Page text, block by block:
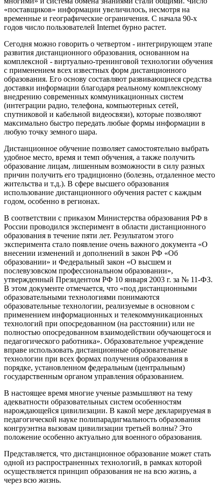
«поставщиков» информации увеличилось, несмотря на
временные и географические ограничения. С начала 90-х
годов число пользователей Internet бурно растет.
Сегодня можно говорить о четвертом - интегрирующем этапе
развития дистанционного образования, основанном на
комплексной - виртуально-тренинговой технологии обучения
с применением всех известных форм дистанционного
образования. Его основу составляют развивающиеся средства
доставки информации благодаря реальному комплексному
внедрению современных коммуникационных систем
(интеграции радио, телефона, компьютерных сетей,
спутниковой и кабельной видеосвязи), которые позволяют
максимально быстро передать любые формы информации в
любую точку земного шара.
Дистанционное обучение позволяет самостоятельно выбрать
удобное место, время и темп обучения, а также получить
образование лицам, лишенным возможности в силу разных
причин получить его традиционно (болезнь, отдаленное место
жительства и т.д.). В сфере высшего образования
использование дистанционного обучения растет с каждым
годом, особенно в регионах.
В соответствии с приказом Министерства образования РФ в
России проводился эксперимент в области дистанционного
образования в течение пяти лет. Результатом этого
эксперимента стало появление очень важного документа «О
внесении изменений и дополнений в закон РФ «Об
образовании» и Федеральный закон «О высшем и
послевузовском профессиональном образовании»,
утвержденный Президентом РФ 10 января 2003 г. за № 11-ФЗ.
В этом документе отмечается, что «под дистанционными
образовательными технологиями понимаются
образовательные технологии, реализуемые в основном с
применением информационных и телекоммуникационных
технологий при опосредованном (на расстоянии) или не
полностью опосредованном взаимодействии обучающегося и
педагогического работника». Образовательное учреждение
вправе использовать дистанционные образовательные
технологии при всех формах получения образования в
порядке, установленном федеральным (центральным)
государственным органом управления образованием.
В настоящее время многие ученые размышляют на тему
адекватности образовательных систем особенностям
нарождающейся цивилизации. В какой мере декларируемая в
педагогической науке полипарадигмальность образования
конгруэнтна вызовам цивилизации третьей волны? Это
положение особенно актуально для военного образования.
Представляется, что дистанционное образование может стать
одной из распространенных технологий, в рамках которой
осуществляется принцип образования не на всю жизнь, а
через всю жизнь.